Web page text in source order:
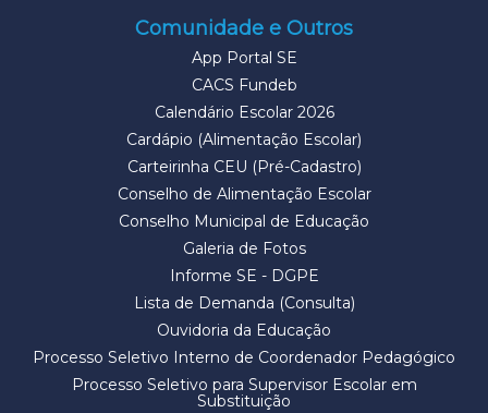
Comunidade e Outros
App Portal SE
CACS Fundeb
Calendário Escolar 2026
Cardápio (Alimentação Escolar)
Carteirinha CEU (Pré-Cadastro)
Conselho de Alimentação Escolar
Conselho Municipal de Educação
Galeria de Fotos
Informe SE - DGPE
Lista de Demanda (Consulta)
Ouvidoria da Educação
Processo Seletivo Interno de Coordenador Pedagógico
Processo Seletivo para Supervisor Escolar em
Substituição